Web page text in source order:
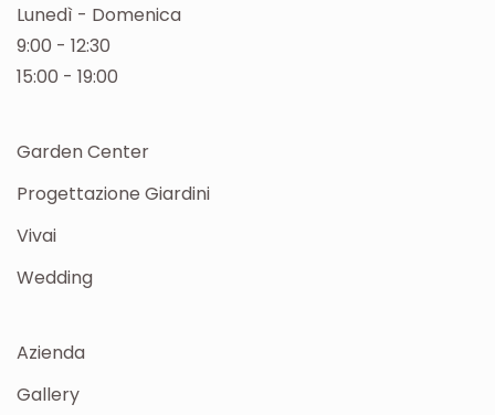
Lunedì - Domenica
9:00 - 12:30
15:00 - 19:00
Garden Center
Progettazione Giardini
Vivai
Wedding
Azienda
Gallery